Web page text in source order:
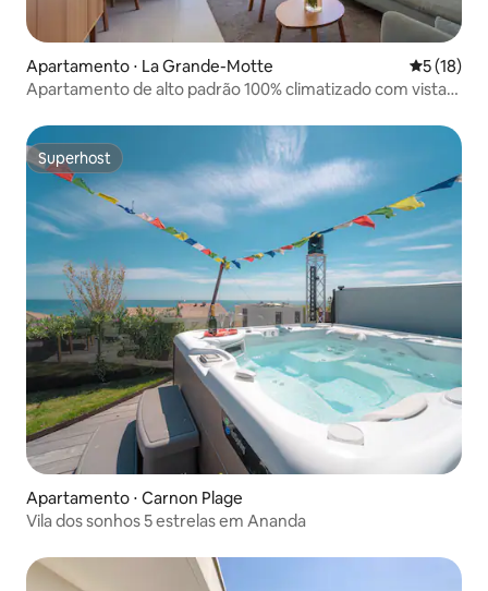
Apartamento ⋅ La Grande-Motte 5 de uma
5 (18)
Apartamento de alto padrão 100% climatizado com vista
Superhost
Superhost
Apartamento ⋅ Carnon Plage
Vila dos sonhos 5 estrelas em Ananda